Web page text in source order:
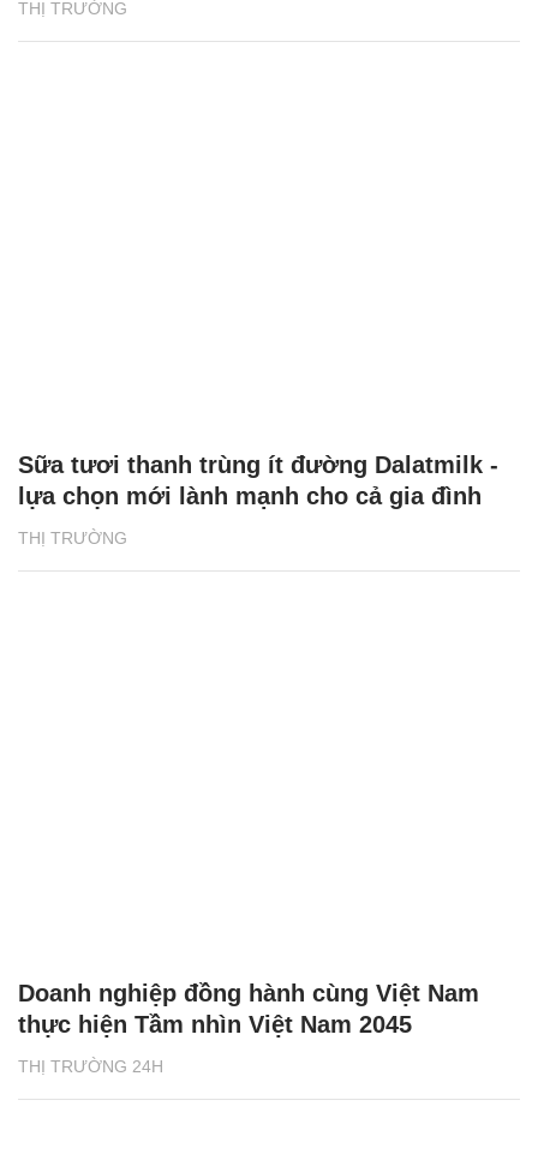
THỊ TRƯỜNG
THỊ TRƯỜNG
Sữa tươi thanh trùng ít đường Dalatmilk -
lựa chọn mới lành mạnh cho cả gia đình
THỊ TRƯỜNG 24H
Doanh nghiệp đồng hành cùng Việt Nam
thực hiện Tầm nhìn Việt Nam 2045